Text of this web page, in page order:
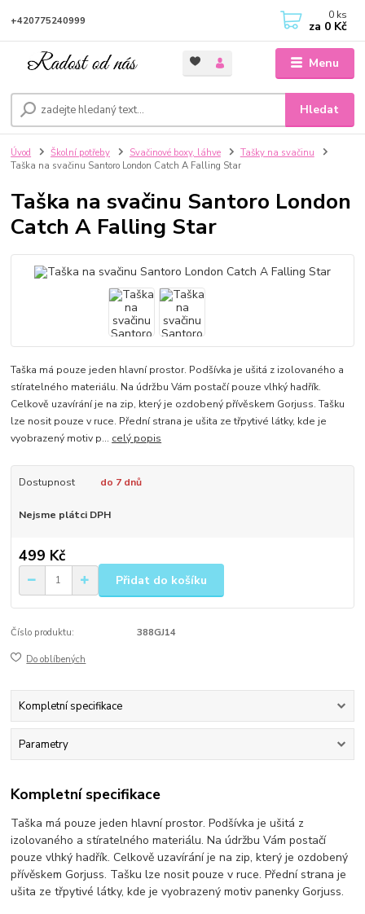
Menu
Hledat
+420775240999 0 ks
za 0 Kč
Úvod Školní potřeby Svačinové boxy, láhve
Tašky na svačinu
Taška na svačinu Santoro London Catch A Falling Star
Taška na svačinu Santoro London
Catch A Falling Star
Taška má pouze jeden hlavní prostor. Podšívka je ušitá z izolovaného a
stíratelného materiálu. Na údržbu Vám postačí pouze vlhký hadřík.
Celkově uzavírání je na zip, který je ozdobený přívěskem Gorjuss. Tašku
lze nosit pouze v ruce. Přední strana je ušita ze třpytivé látky, kde je
vyobrazený motiv p... celý popis
Dostupnost do 7 dnů
Nejsme plátci DPH
499 Kč
Přidat do košíku
Číslo produktu: 388GJ14
Do oblíbených
Kompletní specifikace
Parametry
Kompletní specifikace
Taška má pouze jeden hlavní prostor. Podšívka je ušitá z
izolovaného a stíratelného materiálu. Na údržbu Vám postačí
pouze vlhký hadřík. Celkově uzavírání je na zip, který je ozdobený
přívěskem Gorjuss. Tašku lze nosit pouze v ruce. Přední strana je
ušita ze třpytivé látky, kde je vyobrazený motiv panenky Gorjuss.